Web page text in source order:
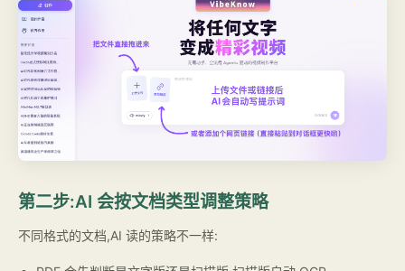
第二步:AI 会按文档类型调整策略
不同格式的文档,AI 读的策略不一样: